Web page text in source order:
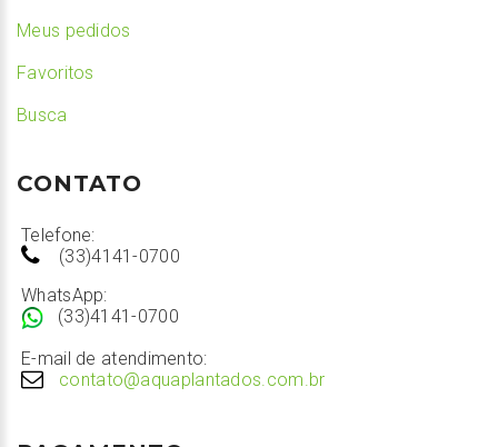
Meus pedidos
Favoritos
Busca
CONTATO
Telefone:
(33)4141-0700
WhatsApp:
(33)4141-0700
E-mail de atendimento:
contato@aquaplantados.com.br